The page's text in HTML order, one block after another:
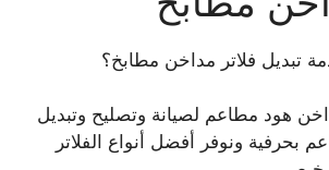
تبديل فلاتر مداخن مطابخ؟
هود مطاعم لصيانة وتصليح وتبديل
بحرفية ونوفر أفضل أنواع الفلاتر